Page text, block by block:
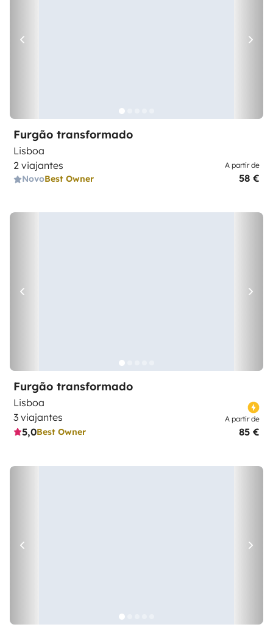
Furgão transformado
Lisboa
2 viajantes
NovoBest Owner
A partir de
58 €
Furgão transformado
Lisboa
3 viajantes
5,0Best Owner
A partir de
85 €